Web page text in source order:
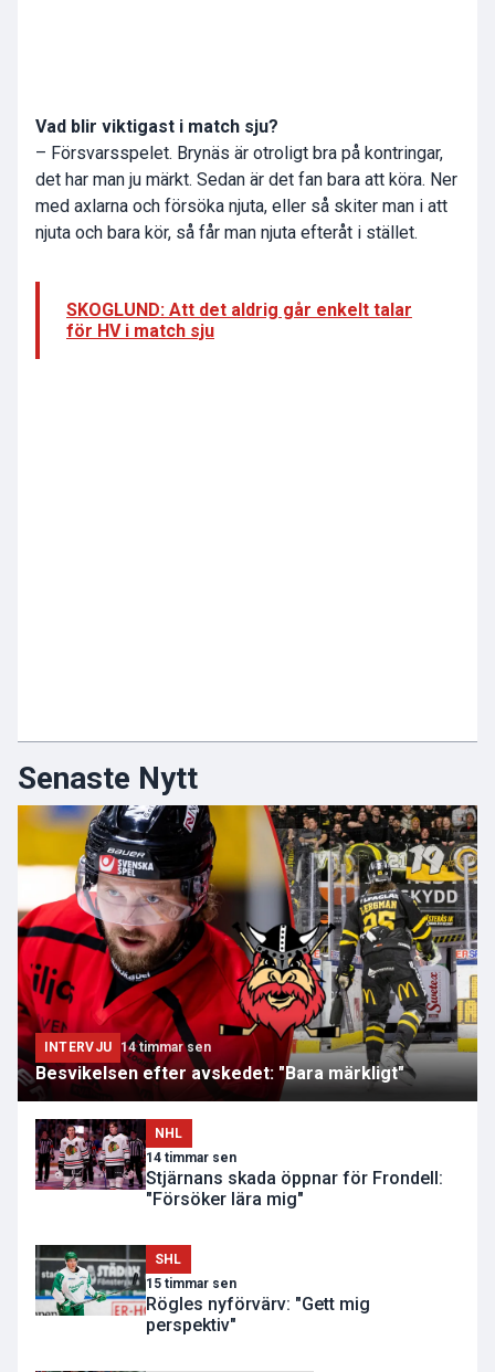
Vad blir viktigast i match sju?
– Försvarsspelet. Brynäs är otroligt bra på kontringar,
det har man ju märkt. Sedan är det fan bara att köra. Ner
med axlarna och försöka njuta, eller så skiter man i att
njuta och bara kör, så får man njuta efteråt i stället.
SKOGLUND: Att det aldrig går enkelt talar
för HV i match sju
Senaste Nytt
INTERVJU 14 timmar sen
Besvikelsen efter avskedet: "Bara märkligt"
NHL
14 timmar sen
Stjärnans skada öppnar för Frondell:
"Försöker lära mig"
SHL
15 timmar sen
Rögles nyförvärv: "Gett mig
perspektiv"